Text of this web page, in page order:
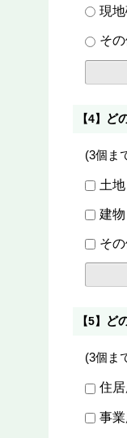
現
そ
【4】 ど
(3個ま
土地
建物
そ
【5】 ど
(3個ま
住居
事業